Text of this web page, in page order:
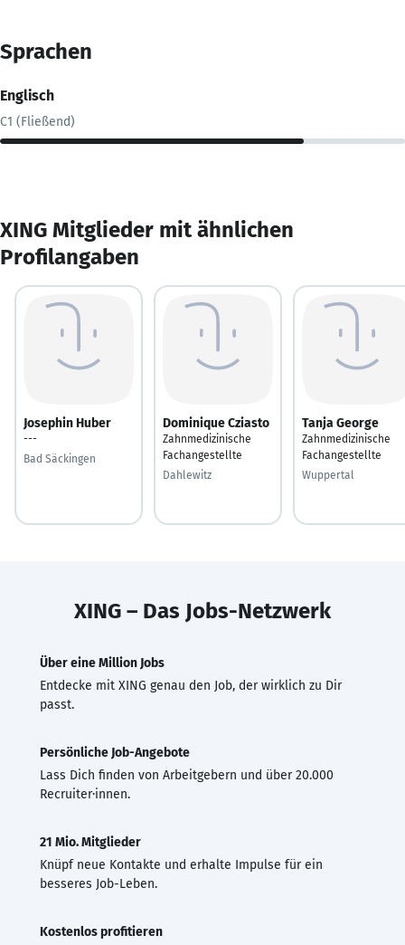
Sprachen
Englisch
C1 (Fließend)
XING Mitglieder mit ähnlichen
Profilangaben
Josephin Huber
---
Bad Säckingen
Dominique Cziasto
Zahnmedizinische
Fachangestellte
Dahlewitz
Tanja George
Zahnmedizinische
Fachangestellte
Wuppertal
XING – Das Jobs-Netzwerk
Über eine Million Jobs
Entdecke mit XING genau den Job, der wirklich zu Dir
passt.
Persönliche Job-Angebote
Lass Dich finden von Arbeitgebern und über 20.000
Recruiter·innen.
21 Mio. Mitglieder
Knüpf neue Kontakte und erhalte Impulse für ein
besseres Job-Leben.
Kostenlos profitieren